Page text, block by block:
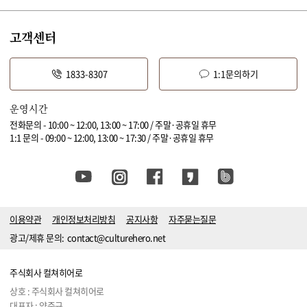
고객센터
1833-8307 1:1문의하기
운영시간
전화문의 - 10:00 ~ 12:00, 13:00 ~ 17:00 / 주말·공휴일 휴무
1:1 문의 - 09:00 ~ 12:00, 13:00 ~ 17:30 / 주말·공휴일 휴무
이용약관 개인정보처리방침 공지사항
자주묻는질문
광고/제휴 문의: contact@culturehero.net
주식회사 컬쳐히어로
상호 : 주식회사 컬쳐히어로